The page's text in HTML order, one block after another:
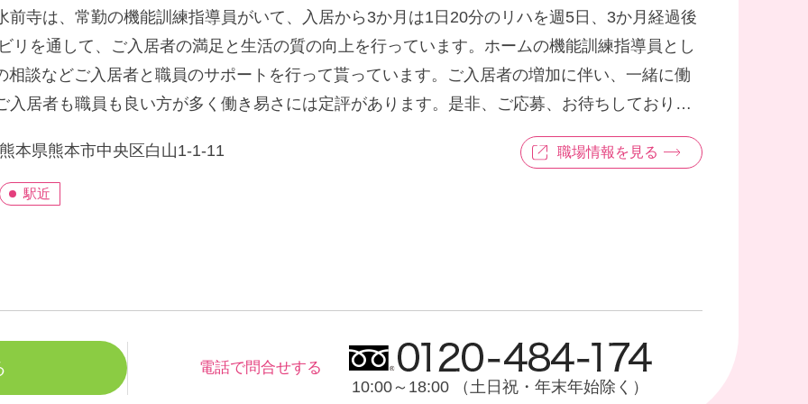
寺は、常勤の機能訓練指導員がいて、入居から3か月は1日20分のリハを週5日、3か月経過後
リを通して、ご入居者の満足と生活の質の向上を行っています。ホームの機能訓練指導員とし
談などご入居者と職員のサポートを行って貰っています。ご入居者の増加に伴い、一緒に働
居者も職員も良い方が多く働き易さには定評があります。是非、ご応募、お待ちしておりま
熊本県熊本市中央区白山1-1-11 職場情報を見る
駅近
電話で問合せする
10:00～18:00 （土日祝・年末年始除く）